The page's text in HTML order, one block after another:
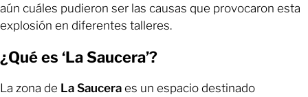
aún cuáles pudieron ser las causas que provocaron esta
explosión en diferentes talleres.
¿Qué es ‘La Saucera’?
La zona de La Saucera es un espacio destinado